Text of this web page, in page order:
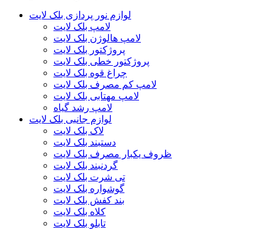
لوازم نور پردازی بلک لایت
لامپ بلک لایت
لامپ هالوژن بلک لایت
پروژکتور بلک لایت
پروژکتور خطی بلک لایت
چراغ قوه بلک لایت
لامپ کم مصرف بلک لایت
لامپ مهتابی بلک لایت
لامپ رشد گیاه
لوازم جانبی بلک لایت
لاک بلک لایت
دستبند بلک لایت
ظروف یکبار مصرف بلک لایت
گردنبند بلک لایت
تی شرت بلک لایت
گوشواره بلک لایت
بند کفش بلک لایت
کلاه بلک لایت
تابلو بلک لایت